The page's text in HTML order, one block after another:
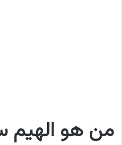
من هو الهيم